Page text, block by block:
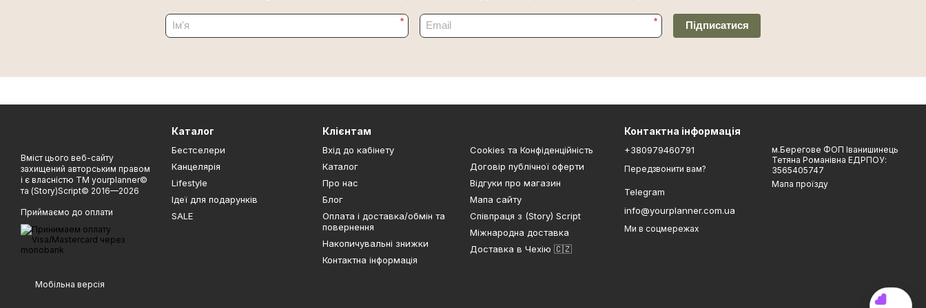
* * Підписатися
Вміст цього веб-сайту
захищений авторським правом
і є власністю ТМ yourplanner©
та (Story)Script© 2016—2026
Приймаємо до оплати
Мобільна версія
Каталог
Бестселери
Канцелярія
Lifestyle
Ідеї для подарунків
SALE
Клієнтам
Вхід до кабінету
Каталог
Про нас
Блог
Оплата і доставка/обмін та
повернення
Накопичувальні знижки
Контактна інформація
Cookies та Конфіденційність
Договір публічної оферти
Відгуки про магазин
Мапа сайту
Співпраця з (Story) Script
Міжнародна доставка
Доставка в Чехію 🇨🇿
Контактна інформація
+380979460791
Передзвонити вам?
Telegram
info@yourplanner.com.ua
м.Берегове ФОП Іванишинець
Тетяна Романівна ЕДРПОУ:
3565405747
Мапа проїзду
Ми в соцмережах